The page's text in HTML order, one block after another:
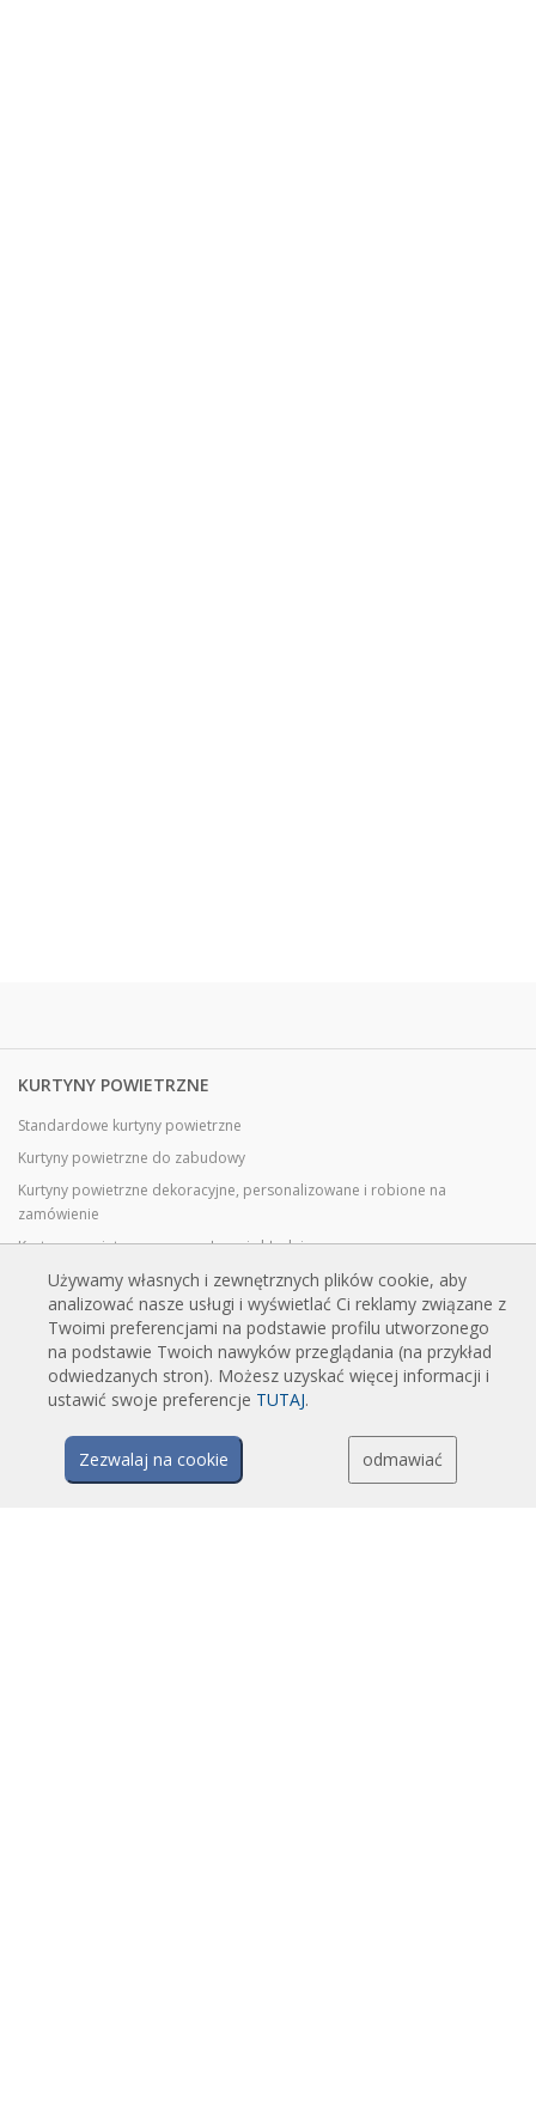
KURTYNY POWIETRZNE
Standardowe kurtyny powietrzne
Kurtyny powietrzne do zabudowy
Kurtyny powietrzne dekoracyjne, personalizowane i robione na
zamówienie
Kurtyny powietrzne przemysłowe i chłodnicze
Kurtyny powietrzne do drzwi obrotowych, wykonane na zamówienie
Kurtyny powietrzne z ochroną przed owadami
Energooszczędne kurtyny powietrzne pompy ciepła
Kurtyny powietrzne z systemem dezynfekcji i oczyszczania
Opłacalne i ekonomiczne kurtyny powietrzne
TECHNOLOGIA
Używamy własnych i zewnętrznych plików cookie, aby
analizować nasze usługi i wyświetlać Ci reklamy związane z
Twoimi preferencjami na podstawie profilu utworzonego
na podstawie Twoich nawyków przeglądania (na przykład
odwiedzanych stron). Możesz uzyskać więcej informacji i
ustawić swoje preferencje TUTAJ.
Zezwalaj na cookie odmawiać